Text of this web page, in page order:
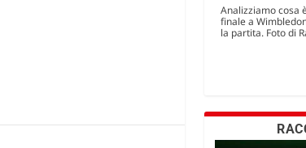
Analizziamo cosa
finale a
la partita. Foto di